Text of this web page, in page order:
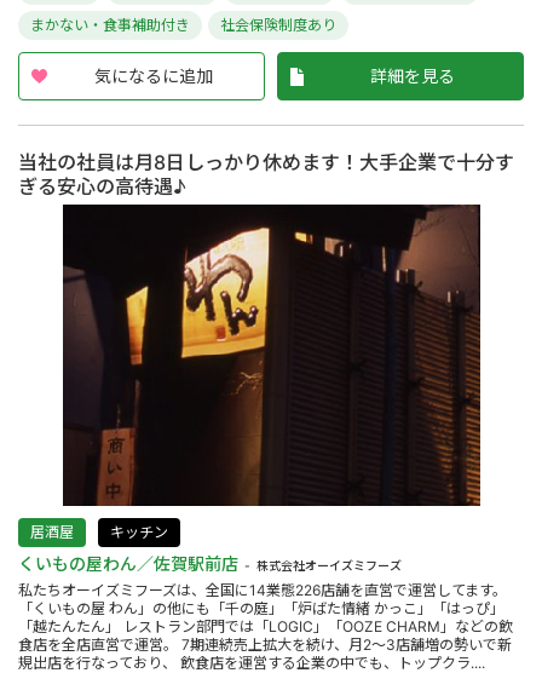
まかない・食事補助付き
社会保険制度あり
気になるに追加 詳細を見る
当社の社員は月8日しっかり休めます！大手企業で十分す
ぎる安心の高待遇♪
居酒屋 キッチン
くいもの屋わん／佐賀駅前店 株式会社オーイズミフーズ
私たちオーイズミフーズは、全国に14業態226店舗を直営で運営してます。
「くいもの屋 わん」の他にも「千の庭」「炉ばた情緒 かっこ」「はっぴ」
「越たんたん」 レストラン部門では「LOGIC」「OOZE CHARM」などの飲
食店を全店直営で運営。 7期連続売上拡大を続け、月2～3店舗増の勢いで新
規出店を行なっており、 飲食店を運営する企業の中でも、トップクラ....